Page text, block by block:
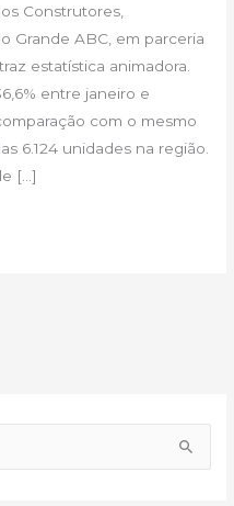
Construtores,
Grande ABC, em parceria
estatística animadora.
entre janeiro e
com o mesmo
6.124 unidades na região.
[…]